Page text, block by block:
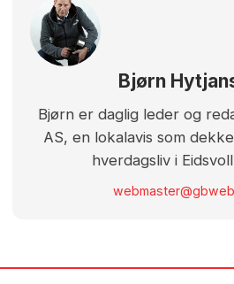
Bjørn
Bjørn er daglig leder og
AS, en lokalavis som
hverdagsliv i